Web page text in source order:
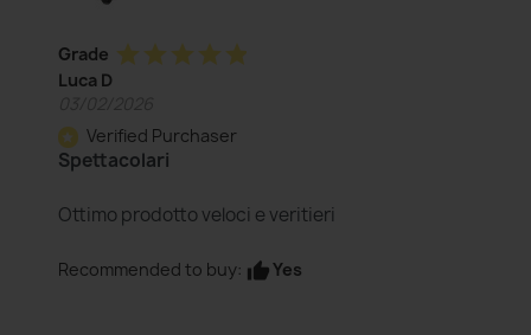
Grade star star star star star
Luca D
star Verified Purchaser
Spettacolari
Ottimo prodotto veloci e veritieri
Recommended to buy: thumb_upYes